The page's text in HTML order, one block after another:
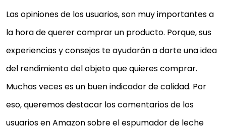
Las opiniones de los usuarios, son muy importantes a
la hora de querer comprar un producto. Porque, sus
experiencias y consejos te ayudarán a darte una idea
del rendimiento del objeto que quieres comprar.
Muchas veces es un buen indicador de calidad. Por
eso, queremos destacar los comentarios de los
usuarios en Amazon sobre el espumador de leche